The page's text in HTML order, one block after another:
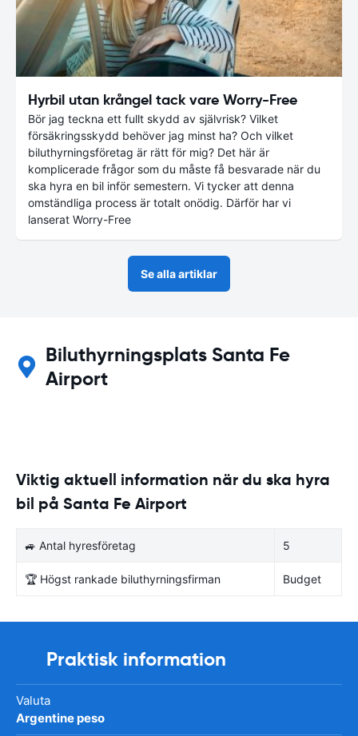
Hyrbil utan krångel tack vare Worry-Free
Bör jag teckna ett fullt skydd av självrisk? Vilket
försäkringsskydd behöver jag minst ha? Och vilket
biluthyrningsföretag är rätt för mig? Det här är
komplicerade frågor som du måste få besvarade när du
ska hyra en bil inför semestern. Vi tycker att denna
omständliga process är totalt onödig. Därför har vi
lanserat Worry-Free
Se alla artiklar
Biluthyrningsplats Santa Fe
Airport
Viktig aktuell information när du ska hyra
bil på Santa Fe Airport
🚙 Antal hyresföretag 5
🏆 Högst rankade biluthyrningsfirman Budget
Praktisk information
Valuta
Argentine peso